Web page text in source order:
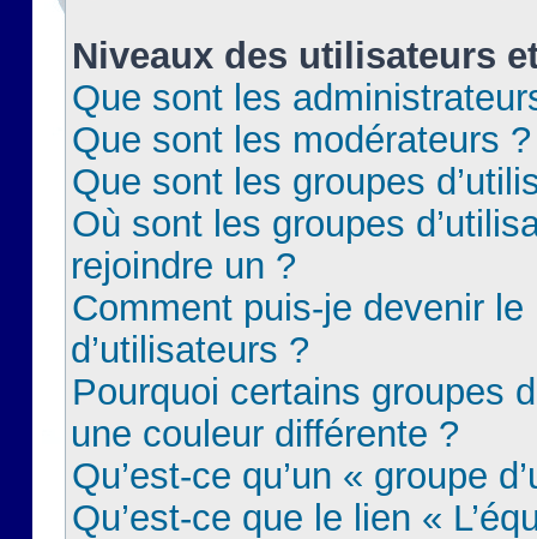
Niveaux des utilisateurs
Que sont les
Que sont les modérateurs ?
Que sont les groupes
Où sont les groupes
rejoindre un ?
Comment puis-je devenir le
d’utilisateurs ?
Pourquoi certains groupes
une couleur différente ?
Qu’est-ce qu’un « groupe
Qu’est-ce que le lien «